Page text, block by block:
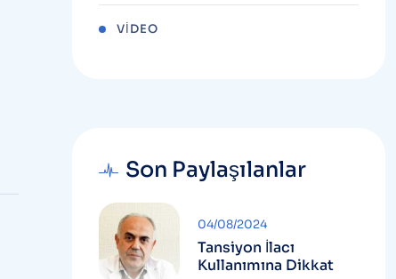
VIDEO
Son Paylaşılanlar
Tansiyon İlacı
Kullanımına Dikkat
04/08/2024